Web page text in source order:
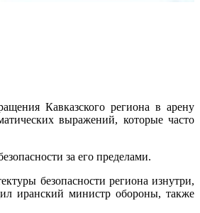
Кавказского региона в арену
выражений, которые часто
за его пределами.
безопасности региона изнутри,
иранский министр обороны, также